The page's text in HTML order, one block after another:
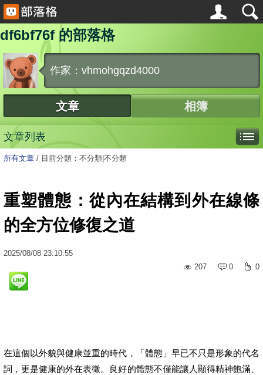
df6bf76f 的部落格
作家：vhmohgqzd4000
文章 相簿
文章列表
所有文章 / 目前分類：不分類|不分類
重塑體態：從內在結構到外在線條
的全方位修復之道
2025/08/08 23:10:55
207
0 0
在這個以外貌與健康並重的時代，「體態」早已不只是形象的代名
詞，更是健康的外在表徵。良好的體態不僅能讓人顯得精神飽滿、